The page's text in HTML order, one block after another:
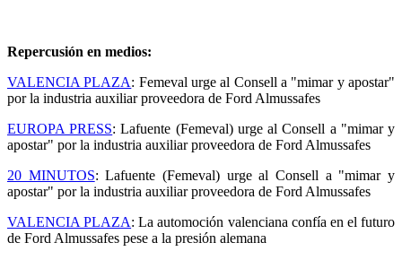
Repercusión en medios:
VALENCIA PLAZA: Femeval urge al Consell a "mimar y apostar"
por la industria auxiliar proveedora de Ford Almussafes
EUROPA PRESS: Lafuente (Femeval) urge al Consell a "mimar y
apostar" por la industria auxiliar proveedora de Ford Almussafes
20 MINUTOS: Lafuente (Femeval) urge al Consell a "mimar y
apostar" por la industria auxiliar proveedora de Ford Almussafes
VALENCIA PLAZA: La automoción valenciana confía en el futuro
de Ford Almussafes pese a la presión alemana